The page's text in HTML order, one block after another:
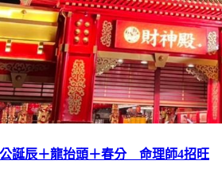
誕辰＋龍抬頭＋春分 命理師4招旺